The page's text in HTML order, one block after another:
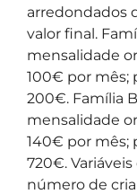
arredondados
valor final.
mensalidade
100€ por mês;
200€. Família
mensalidade
140€ por mês;
720€.
número de